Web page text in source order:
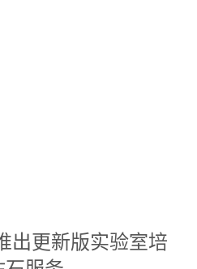
出更新版实验室培